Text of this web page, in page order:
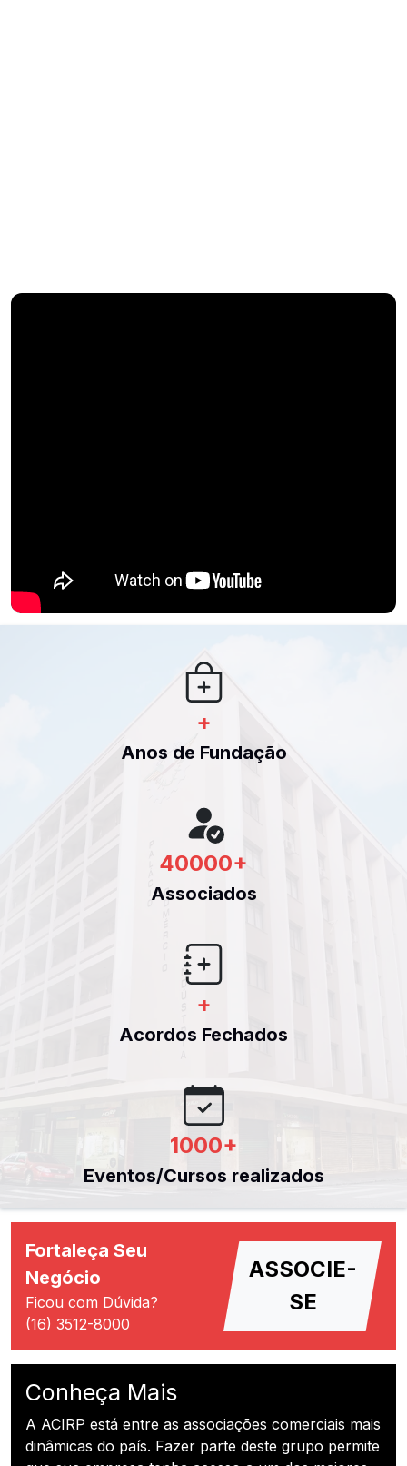
+
Anos de Fundação
40000+
Associados
+
Acordos Fechados
1000+
Eventos/Cursos realizados
Fortaleça Seu
Negócio
Ficou com Dúvida?
(16) 3512-8000
ASSOCIE-
SE
Conheça Mais
A ACIRP está entre as associações comerciais mais
dinâmicas do país. Fazer parte deste grupo permite